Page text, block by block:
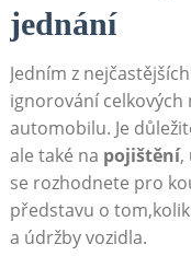
jednání
Jedním z
ignorování
automobilu. Je
ale také na pojištění,
se rozhodnete pro
představu o
a údržby vozidla.